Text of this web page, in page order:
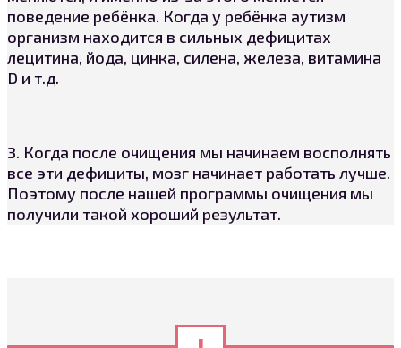
поведение ребёнка. Когда у ребёнка аутизм
организм находится в сильных дефицитах
лецитина, йода, цинка, силена, железа, витамина
D и т.д.
3. Когда после очищения мы начинаем восполнять
все эти дефициты, мозг начинает работать лучше.
Поэтому после нашей программы очищения мы
получили такой хороший результат.